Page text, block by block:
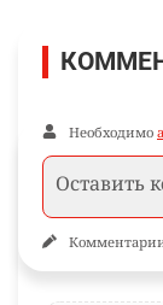
Необходимо